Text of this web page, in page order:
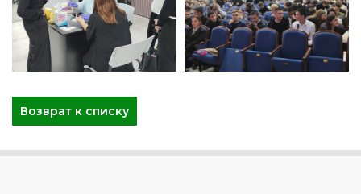
Возврат к списку